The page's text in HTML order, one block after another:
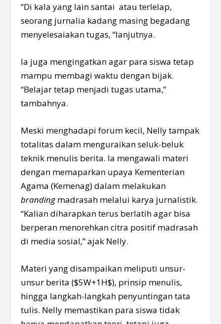
“Di kala yang lain santai atau terlelap,
seorang jurnalia kadang masing begadang
menyelesaiakan tugas, “lanjutnya.
Ia juga mengingatkan agar para siswa tetap
mampu membagi waktu dengan bijak.
“Belajar tetap menjadi tugas utama,”
tambahnya.
Meski menghadapi forum kecil, Nelly tampak
totalitas dalam menguraikan seluk-beluk
teknik menulis berita. Ia mengawali materi
dengan memaparkan upaya Kementerian
Agama (Kemenag) dalam melakukan
brandingmadrasah melalui karya jurnalistik.
“Kalian diharapkan terus berlatih agar bisa
berperan menorehkan citra positif madrasah
di media sosial,” ajak Nelly.
Materi yang disampaikan meliputi unsur-
unsur berita ($5W+1H$), prinsip menulis,
hingga langkah-langkah penyuntingan tata
tulis. Nelly memastikan para siswa tidak